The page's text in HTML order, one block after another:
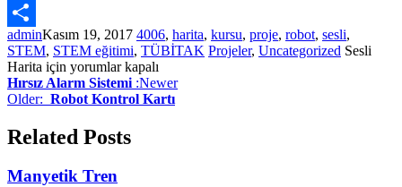
WhatsApp
Paylaş
adminKasım 19, 2017 4006, harita, kursu, proje, robot, sesli,
STEM, STEM eğitimi, TÜBİTAK Projeler, Uncategorized Sesli
Harita için yorumlar kapalı
Hırsız Alarm Sistemi :Newer
Older: Robot Kontrol Kartı
Related Posts
Manyetik Tren